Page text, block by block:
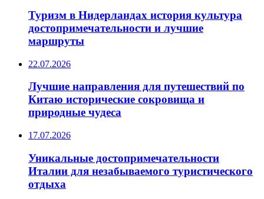
Туризм в Нидерландах история культура
достопримечательности и лучшие
маршруты
22.07.2026
Лучшие направления для путешествий по
Китаю исторические сокровища и
природные чудеса
17.07.2026
Уникальные достопримечательности
Италии для незабываемого туристического
отдыха